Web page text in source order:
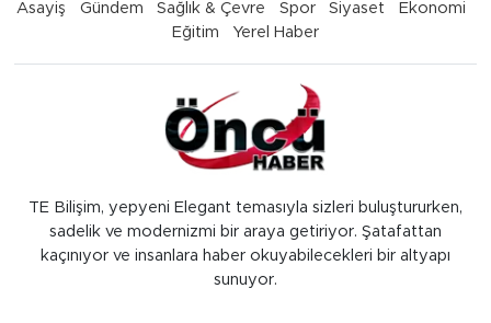
Asayiş Gündem Sağlık & Çevre Spor Siyaset
Ekonomi
Eğitim
Yerel Haber
TE Bilişim, yepyeni Elegant temasıyla sizleri buluştururken,
sadelik ve modernizmi bir araya getiriyor. Şatafattan
kaçınıyor ve insanlara haber okuyabilecekleri bir altyapı
sunuyor.